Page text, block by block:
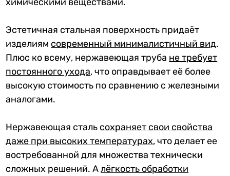
Эстетичная стальная поверхность придаёт
изделиям современный минималистичный вид.
Плюс ко всему, нержавеющая труба не требует
постоянного ухода, что оправдывает её более
высокую стоимость по сравнению с железными
аналогами.
Нержавеющая сталь сохраняет свои свойства
даже при высоких температурах, что делает ее
востребованной для множества технически
сложных решений. Алёгкость обработки